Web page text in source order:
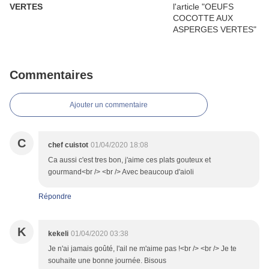
VERTES
Commentaires
Ajouter un commentaire
C chef cuistot 01/04/2020 18:08
Ca aussi c'est tres bon, j'aime ces plats gouteux et
gourmand<br /> <br /> Avec beaucoup d'aioli
Répondre
K kekeli 01/04/2020 03:38
Je n'ai jamais goûté, l'ail ne m'aime pas !<br /> <br /> Je te
souhaite une bonne journée. Bisous